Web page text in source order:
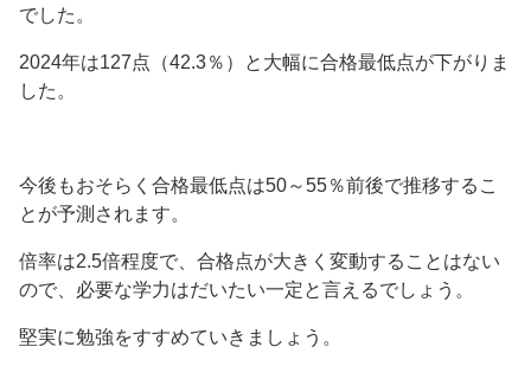
でした。
2024年は127点（42.3％）と大幅に合格最低点が下がりま
した。
今後もおそらく合格最低点は50～55％前後で推移するこ
とが予測されます。
倍率は2.5倍程度で、合格点が大きく変動することはない
ので、必要な学力はだいたい一定と言えるでしょう。
堅実に勉強をすすめていきましょう。